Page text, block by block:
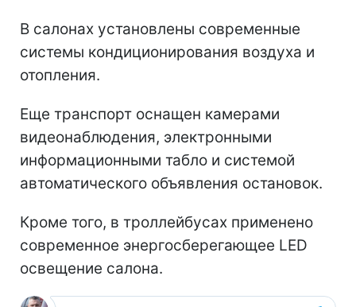
В салонах установлены современные
системы кондиционирования воздуха и
отопления.
Еще транспорт оснащен камерами
видеонаблюдения, электронными
информационными табло и системой
автоматического объявления остановок.
Кроме того, в троллейбусах применено
современное энергосберегающее LED
освещение салона.